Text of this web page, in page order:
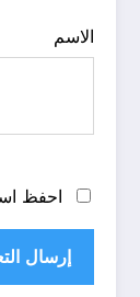
الاسم
احفظ